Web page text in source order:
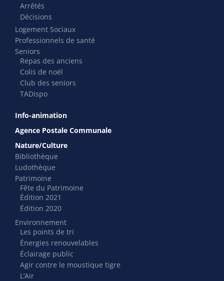
Arrêtés
Décisions
Logement Sociaux
Professionnels de santé
Seniors
Repas des anciens
Colis de noël
Club des seniors
TADispo
Info-animation
Agence Postale Communale
Nature/Culture
Bibliothèque
Ludothèque
Patrimoine
Fête du Patrimoine
Édition 2021
Édition 2020
Environnement
Les points de tri
Énergies renouvelables
Éclairage public
Agir contre le moustique tigre
L’Air